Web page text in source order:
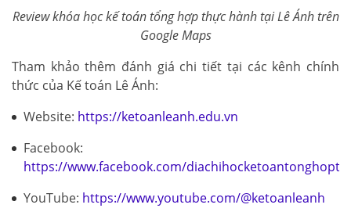
Review khóa học kế toán tổng hợp thực hành tại Lê Ánh trên
Google Maps
Tham khảo thêm đánh giá chi tiết tại các kênh chính
thức của Kế toán Lê Ánh:
Website: https://ketoanleanh.edu.vn
Facebook:
https://www.facebook.com/
YouTube: https://www.youtube.com/@ketoanleanh